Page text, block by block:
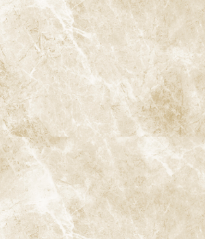
・矯正歯科
区阿佐谷南3-37-14 第二北原ビル3階
佐ヶ谷ことぶき歯科・矯正歯科」 は、JR中
」徒歩0分 / JR中央/総武線「阿佐ケ谷駅」
ノ内線「南阿佐ケ谷駅」徒歩8分の、駅す